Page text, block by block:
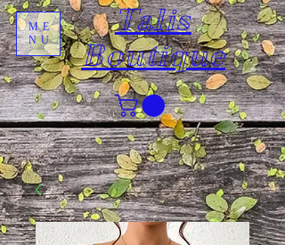
Talis
Boutique
ME
NU